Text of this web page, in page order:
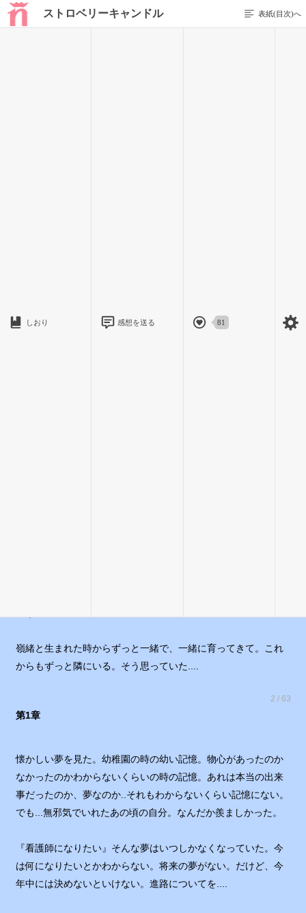
ストロベリーキャンドル 表紙(目次)へ
しおり 感想を送る 81
嶺緒と生まれた時からずっと一緒で、一緒に育ってきて。これ
からもずっと隣にいる。そう思っていた....
2 / 63
第1章
懐かしい夢を見た。幼稚園の時の幼い記憶。物心があったのか
なかったのかわからないくらいの時の記憶。あれは本当の出来
事だったのか、夢なのか..それもわからないくらい記憶にない。
でも...無邪気でいれたあの頃の自分。なんだか羨ましかった。
『看護師になりたい』そんな夢はいつしかなくなっていた。今
は何になりたいとかわからない。将来の夢がない。だけど、今
年中には決めないといけない。進路についてを....